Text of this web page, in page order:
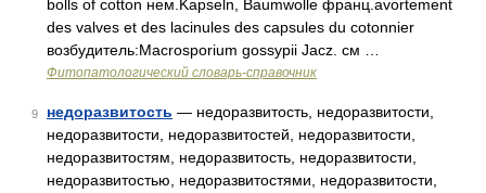
bolls of cotton нем.Kapseln, Baumwolle франц.avortement
des valves et des lacinules des capsules du cotonnier
возбудитель:Macrosporium gossypii Jacz. см …
Фитопатологический словарь-справочник
9 недоразвитость — недоразвитость, недоразвитости,
недоразвитости, недоразвитостей, недоразвитости,
недоразвитостям, недоразвитость, недоразвитости,
недоразвитостью, недоразвитостями, недоразвитости,